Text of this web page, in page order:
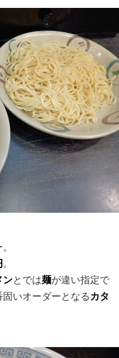
。
ンとでは麺が違い指定で
固いオーダーとなる カタ